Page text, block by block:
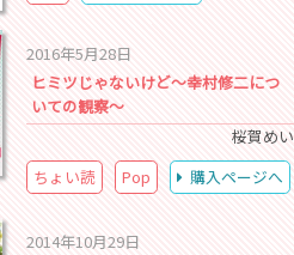
2016年5月28日
ヒミツじゃないけど～幸村修二につ
いての観察～
桜賀めい
ちょい読
Pop 購入ページへ
2014年10月29日